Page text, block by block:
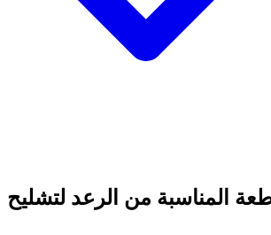
المناسبة من الرعد لتشليح